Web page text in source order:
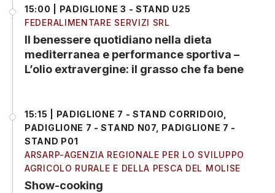
15:00 | PADIGLIONE 3 - STAND U25
FEDERALIMENTARE SERVIZI SRL
Il benessere quotidiano nella dieta
mediterranea e performance sportiva –
L’olio extravergine: il grasso che fa bene
15:15 | PADIGLIONE 7 - STAND CORRIDOIO,
PADIGLIONE 7 - STAND N07, PADIGLIONE 7 -
STAND P01
ARSARP-AGENZIA REGIONALE PER LO SVILUPPO
AGRICOLO RURALE E DELLA PESCA DEL MOLISE
Show-cooking